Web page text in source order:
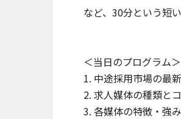
など、30分という短
＜当日のプログラム＞
1. 中途採用市場の最
2. 求人媒体の種類と
3. 各媒体の特徴・強